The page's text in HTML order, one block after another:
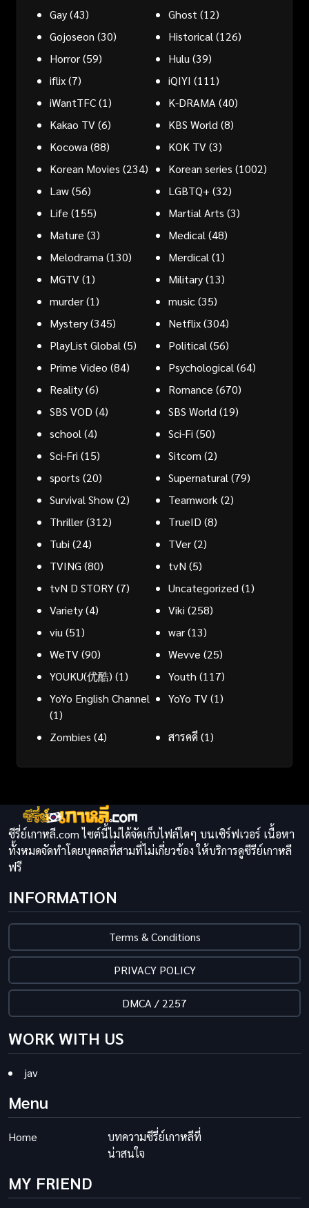
Gay(43) Ghost (12)
Gojoseon (30) Historical (126)
Horror(59) Hulu (39)
iflix(7) iQIYI (111)
iWantTFC(1) K-DRAMA (40)
Kakao TV(6) KBS World (8)
Kocowa (88) KOK TV(3)
Korean Movies (234) Korean series (1002)
Law(56) LGBTQ+ (32)
Life (155) Martial Arts (3)
Mature (3) Medical (48)
Melodrama (130) Merdical (1)
MGTV(1) Military(13)
murder(1) music(35)
Mystery(345) Netflix(304)
PlayList Global (5) Political (56)
Prime Video (84) Psychological (64)
Reality(6) Romance (670)
SBS VOD (4) SBS World (19)
school (4) Sci-Fi (50)
Sci-Fri (15) Sitcom (2)
sports (20) Supernatural (79)
Survival Show(2) Teamwork (2)
Thriller(312) TrueID (8)
Tubi (24) TVer(2)
TVING (80) tvN (5)
tvN D STORY(7) Uncategorized (1)
Variety(4) Viki (258)
viu (51) war(13)
WeTV(90) Wevve (25)
YOUKU(优酷) (1) Youth (117)
YoYo English Channel
(1)
YoYo TV(1)
Zombies (4) สารคดี(1)
ซีรี่ย์เกาหลี.com ไซต์นี้ไม่ได้จัดเก็บไฟล์ใดๆ บนเซิร์ฟเวอร์ เนื้อหา
ทั้งหมดจัดทำโดยบุคคลที่สามที่ไม่เกี่ยวข้อง ให้บริการดูซีรีย์เกาหลี
ฟรี
INFORMATION
Terms & Conditions
PRIVACY POLICY
DMCA / 2257
WORK WITH US
jav
Menu
Home
บทความซีรี่ย์เกาหลีที่
น่าสนใจ
MY FRIEND